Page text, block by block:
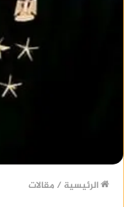
الرئيسية / مقالات